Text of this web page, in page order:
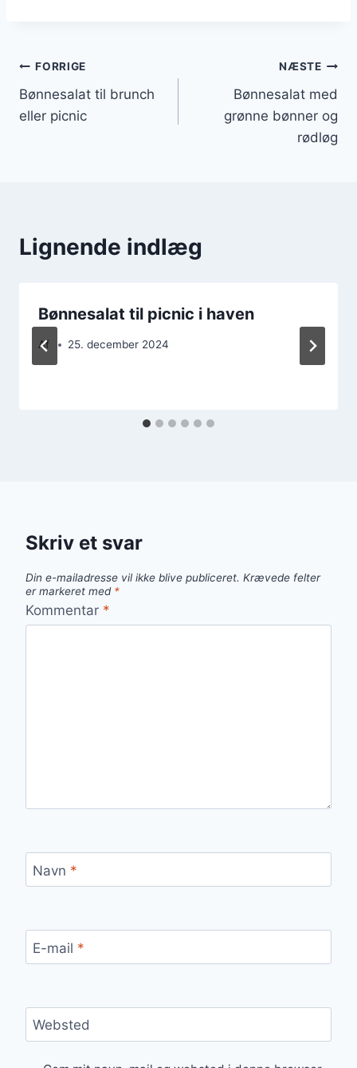
Indlægsnavigation
FORRIGE
Bønnesalat til brunch
eller picnic
NÆSTE
Bønnesalat med
grønne bønner og
rødløg
Lignende indlæg
Bønnesalat til picnic i haven
Af 25. december 2024
Skriv et svar
Din e-mailadresse vil ikke blive publiceret. Krævede felter
er markeret med *
Kommentar *
Navn *
E-mail *
Websted